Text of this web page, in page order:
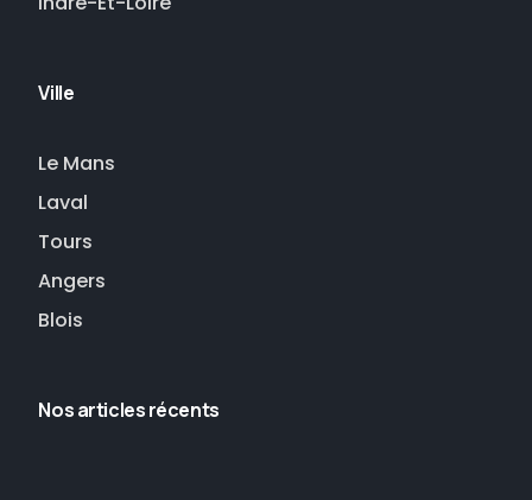
Ville
Le Mans
Laval
Tours
Angers
Blois
Nos articles récents